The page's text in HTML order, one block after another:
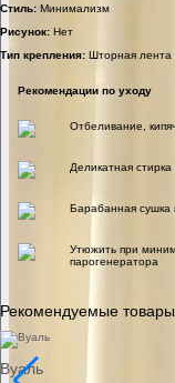
Стиль: Минимализм
Рисунок: Нет
Тип крепления: Шторная лента
Рекомендации по уходу
Отбеливание,
Деликатная
Барабанная
Утюжить при
парогенератора
Рекомендуемые товары
Вуаль